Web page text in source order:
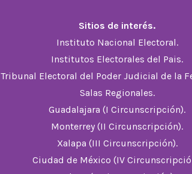
nueva
pestaña
una
nueva
pestaña
una
nueva
pestaña
nueva
pestaña
Sitios de interés.
Instituto Nacional Electoral.
Institutos Electorales del Pais.
Tribunal Electoral del Poder Judicial de la
Salas Regionales.
Guadalajara (I Circunscripción).
Monterrey (II Circunscripción).
Xalapa (III Circunscripción).
Ciudad de México (IV